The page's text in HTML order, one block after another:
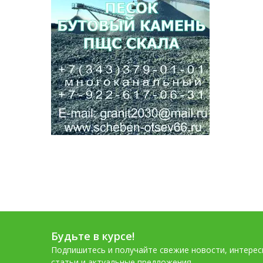
Будьте в курсе!
Подпишитесь и получайте свежие новости,